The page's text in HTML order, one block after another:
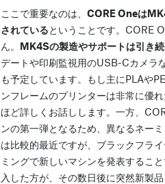
ここで重要なのは、 CORE Oneは
されているということです。CORE
ん。 MK4Sの製造やサポートは引き
デートや印刷監視用のUSB-Cカメラ
も予定しています。もし主にPLAや
ンフレームのプリンターは非常に優
ほど詳しくお話しします。一方、
ンの第一弾となるため、異なるネー
は比較的最近ですが、ブラックフラ
ミングで新しいマシンを発表するこ
入した方が、その数日後に突然新製